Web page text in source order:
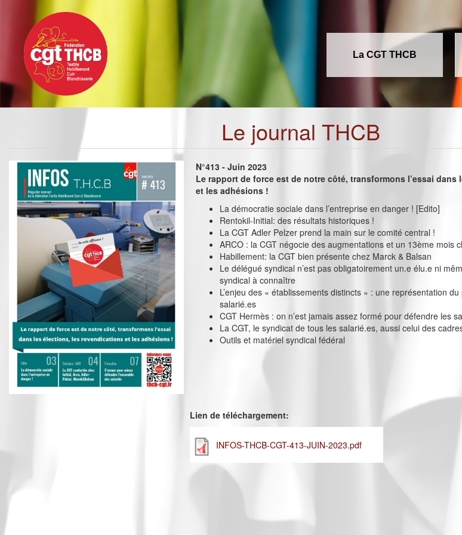
contenu
principal
La CGT THCB
Le journal THCB
N°413 - Juin 2023
Le rapport de force est de notre côté, transformons l’essai
et les adhésions !
La démocratie sociale dans l’entreprise en danger ! [Edito]
Rentokil-Initial: des résultats historiques !
La CGT Adler Pelzer prend la main sur le comité central !
ARCO : la CGT négocie des augmentations et un 13ème mois
Habillement: la CGT bien présente chez Marck & Balsan
Le délégué syndical n’est pas obligatoirement un.e élu.e ni
syndical à connaître
L’enjeu des « établissements distincts » : une représentation
salarié.es
CGT Hermès : on n’est jamais assez formé pour défendre les
La CGT, le syndicat de tous les salarié.es, aussi celui des
Outils et matériel syndical fédéral
Lien de téléchargement:
INFOS-THCB-CGT-413-JUIN-2023.pdf